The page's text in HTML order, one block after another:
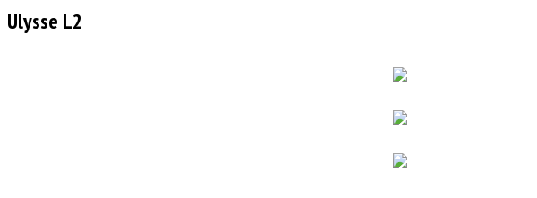
Ulysse L2